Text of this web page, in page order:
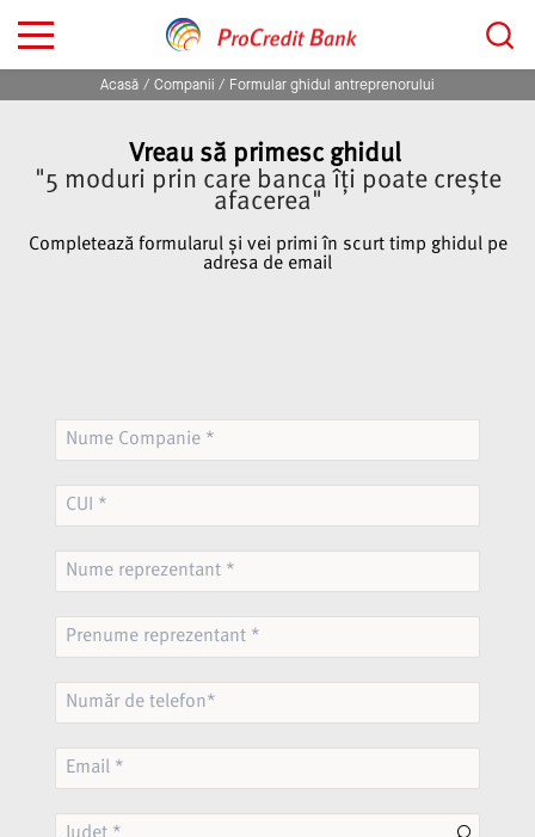
Acasă Companii Formular ghidul antreprenorului
Vreau să primesc ghidul
"5 moduri prin care banca îți poate crește
afacerea"
Completează formularul și vei primi în scurt timp ghidul pe
adresa de email